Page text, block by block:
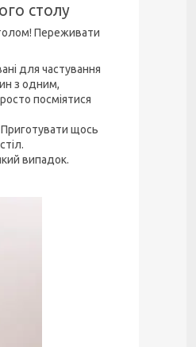
столу
Переживати
для частування
з одним,
посміятися
щось
випадок.